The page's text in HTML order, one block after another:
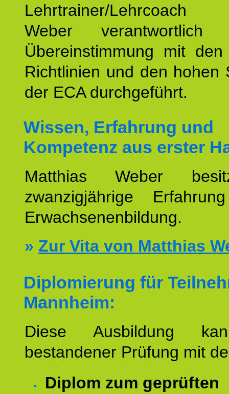
Lehrtrainer/Lehrcoach
Weber
Übereinstimmung mit den
Richtlinien und den hohen
der ECA durchgeführt.
Wissen, Erfahrung und
Kompetenz aus erster
Matthias Weber
zwanzigjährige
Erwachsenenbildung.
» Zur Vita von Matthias
Diplomierung für
Mannheim:
Diese Ausbildung
bestandener Prüfung mit
Diplom zum geprüften